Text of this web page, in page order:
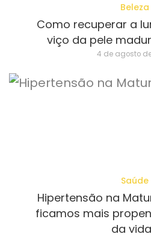
Beleza
Como recuperar a
viço da pele
4 de agosto
Saúde
Hipertensão na
ficamos mais
da